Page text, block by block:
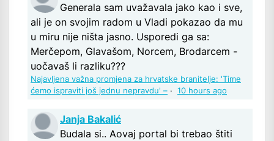
Generala sam uvažavala jako kao i sve,
ali je on svojim radom u Vladi pokazao da mu
u miru nije ništa jasno. Usporedi ga sa:
Merčepom, Glavašom, Norcem, Brodarcem -
uočavaš li razliku???
Najavljena važna promjena za hrvatske branitelje: 'Time
ćemo ispraviti još jednu nepravdu' – · 10 hours ago
Janja Bakalić
Budala si.. Aovaj portal bi trebao štiti